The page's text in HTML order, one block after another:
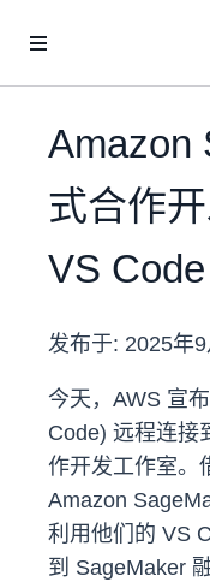
Amazon
式合作
VS
发布于: 2025年9
今天，AWS 宣
Code) 远程连接
作开发工作室。
Amazon
利用他们的 VS
到 SageMaker